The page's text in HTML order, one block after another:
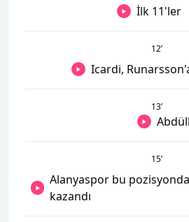
İlk 11'ler
12’
Icardi,
13’
15’
Alanyaspor bu
kazandı